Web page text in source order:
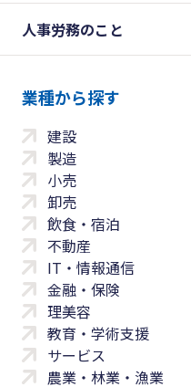
人事労務のこと
業種から探す
建設
製造
小売
卸売
飲食・宿泊
不動産
IT・情報通信
金融・保険
理美容
教育・学術支援
サービス
農業・林業・漁業